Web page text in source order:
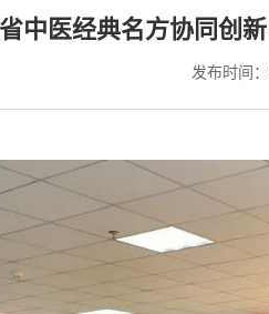
中医经典名方协同创
发布时间：